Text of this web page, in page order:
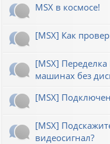
MSX в космосе!
[MSX] Как
[MSX] Переделка
машинах без
[MSX]
[MSX]
видеосигнал?